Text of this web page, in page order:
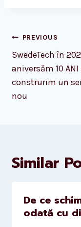
Post
PREVIOUS
SwedeTech în
aniversăm 10 ANI
construrim un
nou
Similar
De ce
odată cu